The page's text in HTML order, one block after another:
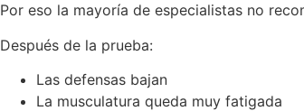
Por eso la mayoría de especialistas no
Después de la prueba:
Las defensas bajan
La musculatura queda muy fatigada